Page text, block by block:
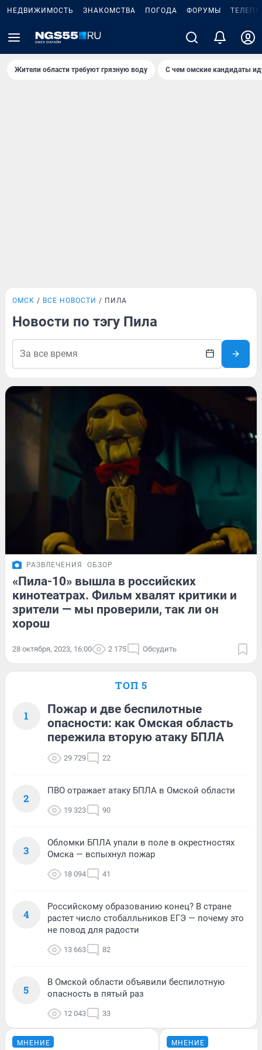
НЕДВИЖИМОСТЬ ЗНАКОМСТВА ПОГОДА ФОРУМЫ
Жители области требуют грязную воду С чем омские кандидаты
ОМСК ВСЕ НОВОСТИ ПИЛА
Новости по тэгу Пила
РАЗВЛЕЧЕНИЯ ОБЗОР
«Пила-10» вышла в российских
кинотеатрах. Фильм хвалят критики и
зрители — мы проверили, так ли он
хорош
28 октября, 2023, 16:00 2 175 Обсудить
ТОП 5
1
Пожар и две беспилотные
опасности: как Омская область
пережила вторую атаку БПЛА
29 729 22
2
ПВО отражает атаку БПЛА в Омской области
19 323 90
3
Обломки БПЛА упали в поле в окрестностях
Омска — вспыхнул пожар
18 094 41
4
Российскому образованию конец? В стране
растет число стобалльников ЕГЭ — почему это
не повод для радости
13 663 82
5
В Омской области объявили беспилотную
опасность в пятый раз
12 043 33
МНЕНИЕ МНЕНИЕ